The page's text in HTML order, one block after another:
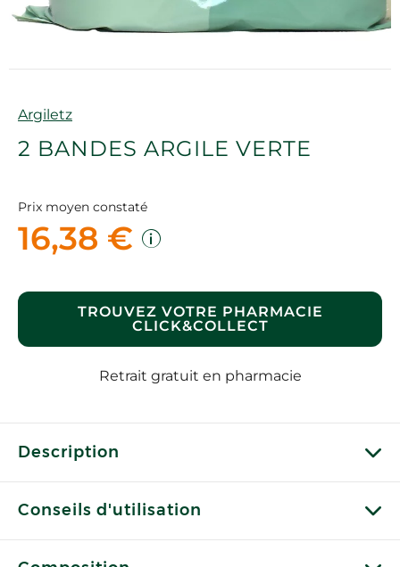
Marque
Argiletz
2 BANDES ARGILE VERTE
Prix moyen constaté
16,38 €
TROUVEZ VOTRE PHARMACIE
CLICK&COLLECT
Retrait gratuit en pharmacie
Description
Conseils d'utilisation